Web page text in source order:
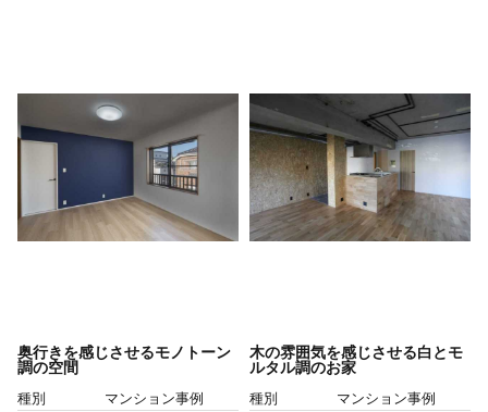
奥行きを感じさせるモノトーン
調の空間
種別
マンション事例
木の雰囲気を感じさせる白とモ
ルタル調のお家
種別
マンション事例